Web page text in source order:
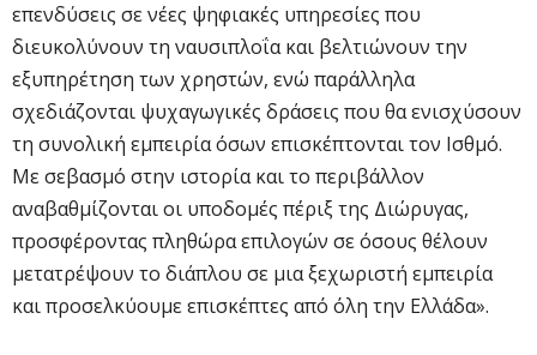
επενδύσεις σε νέες ψηφιακές υπηρεσίες που
διευκολύνουν τη ναυσιπλοΐα και βελτιώνουν την
εξυπηρέτηση των χρηστών, ενώ παράλληλα
σχεδιάζονται ψυχαγωγικές δράσεις που θα ενισχύσουν
τη συνολική εμπειρία όσων επισκέπτονται τον Ισθμό.
Με σεβασμό στην ιστορία και το περιβάλλον
αναβαθμίζονται οι υποδομές πέριξ της Διώρυγας,
προσφέροντας πληθώρα επιλογών σε όσους θέλουν
μετατρέψουν το διάπλου σε μια ξεχωριστή εμπειρία
και προσελκύουμε επισκέπτες από όλη την Ελλάδα».